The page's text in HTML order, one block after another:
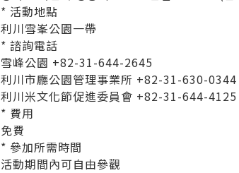
* 活動地點
利川雪峯公園一帶
* 諮詢電話
雪峰公園 +82-31-644-2645
利川市廳公園管理事業所 +82-31-630-0344
利川米文化節促進委員會 +82-31-644-
* 費用
免費
* 參加所需時間
活動期間內可自由參觀